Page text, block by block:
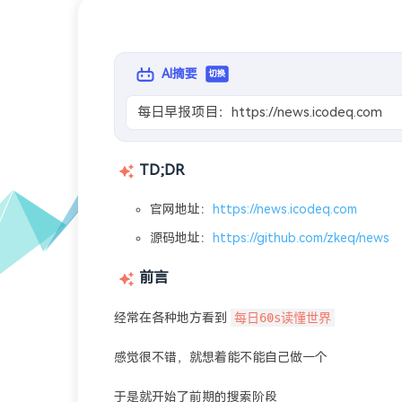
AI摘要 切换
每日早报项目：https://news.icodeq.com
TD;DR
官网地址： https://news.icodeq.com
源码地址： https://github.com/zkeq/news
前言
经常在各种地方看到 每日60s读懂世界
感觉很不错，就想着能不能自己做一个
于是就开始了前期的搜索阶段